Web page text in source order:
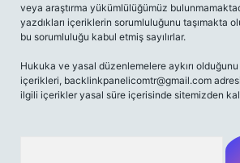
veya araştırma yükümlülüğümüz
yazdıkları içeriklerin sorumluluğunu taşımakta
bu sorumluluğu kabul etmiş sayılırlar.
Hukuka ve yasal düzenlemelere aykırı
içerikleri, backlinkpanelicomtr@gmail.com
ilgili içerikler yasal süre içerisinde sitemizden